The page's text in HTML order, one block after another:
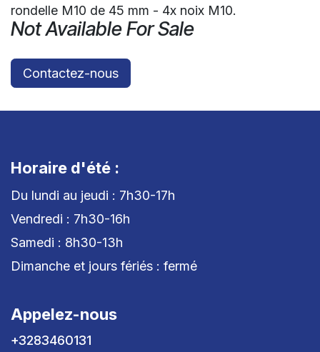
rondelle M10 de 45 mm - 4x noix M10.
Not Available For Sale
Contactez-nous
Horaire d'été :
Du lundi au jeudi : 7h30-17h
Vendredi : 7h30-16h
Samedi : 8h30-13h
Dimanche et jours fériés : fermé
Appelez-nous
+3283460131